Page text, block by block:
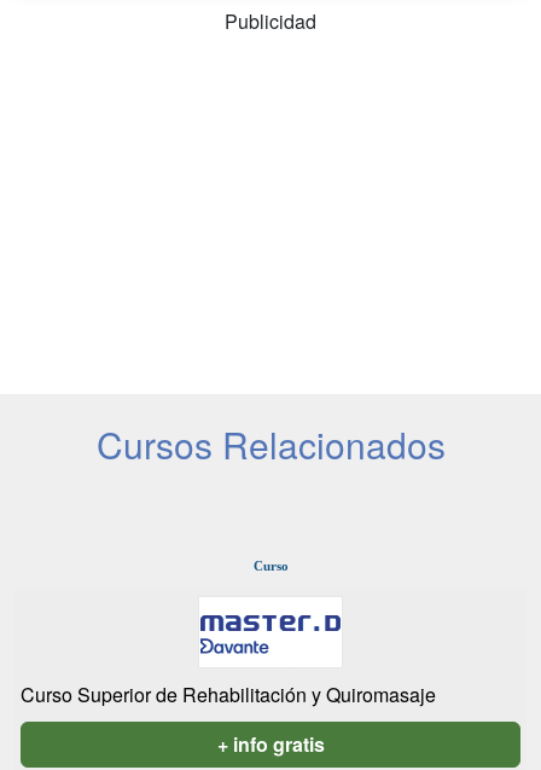
Publicidad
Cursos Relacionados
Curso
Curso Superior de Rehabilitación y Quiromasaje
+ info gratis